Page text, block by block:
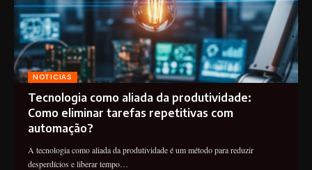
NOTICIAS
Tecnologia como aliada da produtividade:
Como eliminar tarefas repetitivas com
automação?
A tecnologia como aliada da produtividade é um método para reduzir
desperdícios e liberar tempo…